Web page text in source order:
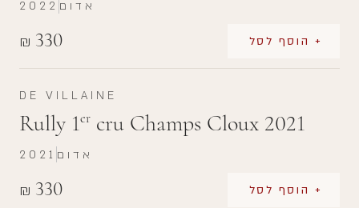
₪ 330 + הוסף לסל
2022 אדום
DE VILLAINE
Rully 1er cru Champs Cloux 2021
₪ 330 + הוסף לסל
2021 אדום